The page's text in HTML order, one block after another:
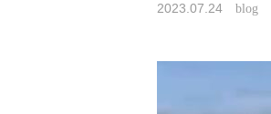
2023.07.24 blog